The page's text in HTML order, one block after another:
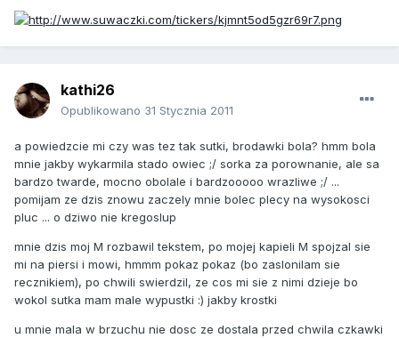
kathi26
Opublikowano 31 Stycznia 2011
a powiedzcie mi czy was tez tak sutki, brodawki bola? hmm bola
mnie jakby wykarmila stado owiec ;/ sorka za porownanie, ale sa
bardzo twarde, mocno obolale i bardzooooo wrazliwe ;/ ...
pomijam ze dzis znowu zaczely mnie bolec plecy na wysokosci
pluc ... o dziwo nie kregoslup
mnie dzis moj M rozbawil tekstem, po mojej kapieli M spojzal sie
mi na piersi i mowi, hmmm pokaz pokaz (bo zaslonilam sie
recznikiem), po chwili swierdzil, ze cos mi sie z nimi dzieje bo
wokol sutka mam male wypustki :) jakby krostki
u mnie mala w brzuchu nie dosc ze dostala przed chwila czkawki